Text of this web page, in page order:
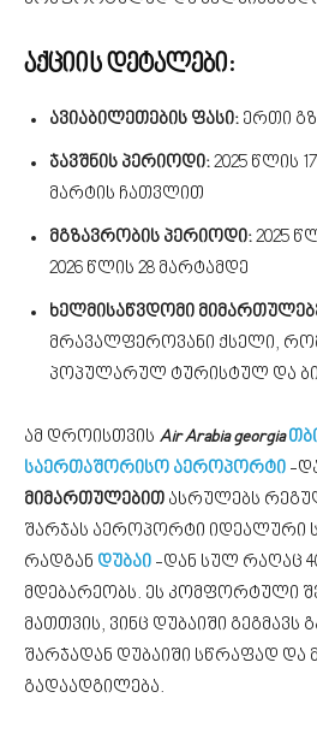
აქციის დეტალები:
ავიაბილეთების ფასი: ერთი
ჯავშნის პერიოდი:2025 წლის
მარტის ჩათვლით
მგზავრობის პერიოდი:2025
2026 წლის 28 მარტამდე
ხელმისაწვდომი
მრავალფეროვანი ქსელი,
პოპულარულ ტურისტულ და
ამ დროისთვის Air Arabia georgia
საერთაშორისო აეროპორტი -
მიმართულებით ასრულებს
შარჯას აეროპორტი იდეალური
რადგან დუბაი -დან სულ რაღაც
მდებარეობს. ეს კომფორტული
მათთვის, ვინც დუბაიში გეგმავს
შარჯადან დუბაიში სწრაფად და
გადაადგილება.